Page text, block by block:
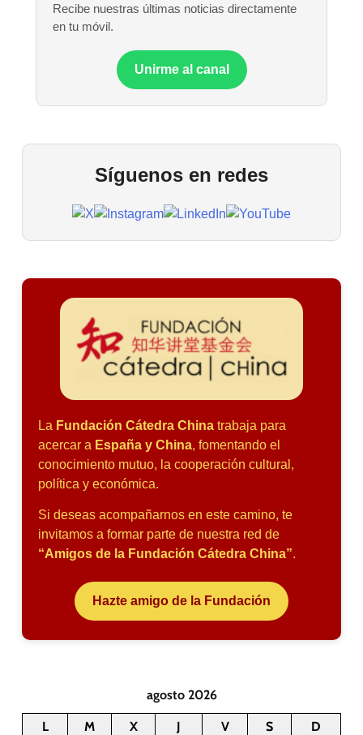
Recibe nuestras últimas noticias directamente
en tu móvil.
Unirme al canal
Síguenos en redes
La Fundación Cátedra China trabaja para
acercar a España y China, fomentando el
conocimiento mutuo, la cooperación cultural,
política y económica.
Si deseas acompañarnos en este camino, te
invitamos a formar parte de nuestra red de
“Amigos de la Fundación Cátedra China”.
Hazte amigo de la Fundación
agosto 2026
L M X J V S
D